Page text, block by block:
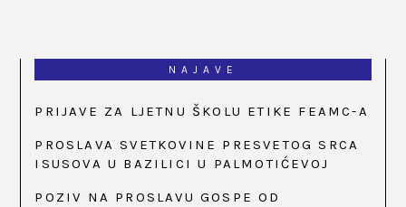
NAJAVE
PRIJAVE ZA LJETNU ŠKOLU ETIKE FEAMC-A
PROSLAVA SVETKOVINE PRESVETOG SRCA
ISUSOVA U BAZILICI U PALMOTIĆEVOJ
POZIV NA PROSLAVU GOSPE OD